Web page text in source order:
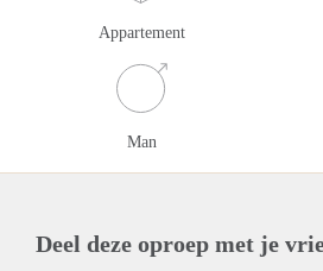
Appartement
Man
Deel deze oproep met je